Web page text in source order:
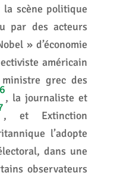
scène politique
par des acteurs
» d’économie
américain
ministre grec des
, la journaliste et
, et Extinction
l’adopte
dans une
observateurs